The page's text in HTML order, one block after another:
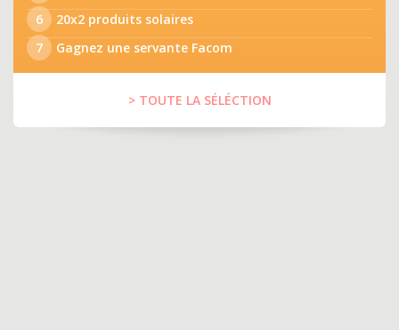
6
20x2 produits solaires
7
Gagnez une servante Facom
> TOUTE LA SÉLÉCTION